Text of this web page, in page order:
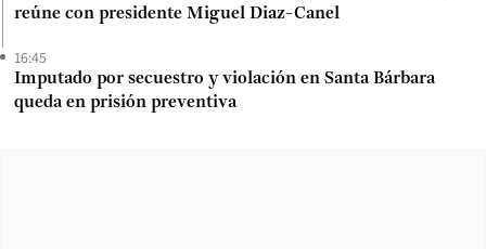
reúne con presidente Miguel Diaz-Canel
16:45
Imputado por secuestro y violación en Santa Bárbara
queda en prisión preventiva